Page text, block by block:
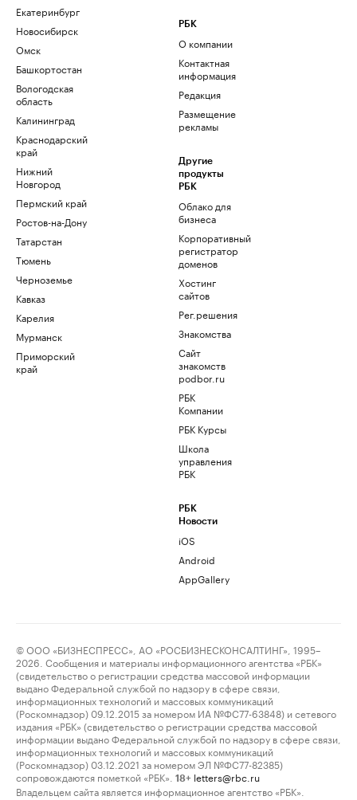
Екатеринбург
Новосибирск
Омск
Башкортостан
Вологодская
область
Калининград
Краснодарский
край
Нижний
Новгород
Пермский край
Ростов-на-Дону
Татарстан
Тюмень
Черноземье
Кавказ
Карелия
Мурманск
Приморский
край
РБК
О компании
Контактная
информация
Редакция
Размещение
рекламы
Другие
продукты
РБК
Облако для
бизнеса
Корпоративный
регистратор
доменов
Хостинг
сайтов
Рег.решения
Знакомства
Сайт
знакомств
podbor.ru
РБК
Компании
РБК Курсы
Школа
управления
РБК
РБК
Новости
iOS
Android
AppGallery
© ООО «БИЗНЕСПРЕСС», АО «РОСБИЗНЕСКОНСАЛТИНГ», 1995–
2026. Сообщения и материалы информационного агентства «РБК»
(свидетельство о регистрации средства массовой информации
выдано Федеральной службой по надзору в сфере связи,
информационных технологий и массовых коммуникаций
(Роскомнадзор) 09.12.2015 за номером ИА №ФС77-63848) и сетевого
издания «РБК» (свидетельство о регистрации средства массовой
информации выдано Федеральной службой по надзору в сфере связи,
информационных технологий и массовых коммуникаций
(Роскомнадзор) 03.12.2021 за номером ЭЛ №ФС77-82385)
сопровождаются пометкой «РБК».
18+ letters@rbc.ru
Владельцем сайта является информационное агентство «РБК».